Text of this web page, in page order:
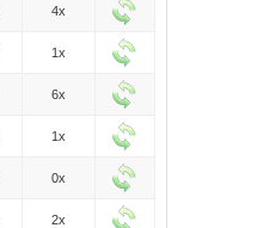
4x
1x
6x
1x
0x
2x